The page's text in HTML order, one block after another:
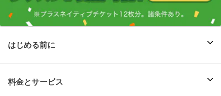
はじめる前に
料金とサービス